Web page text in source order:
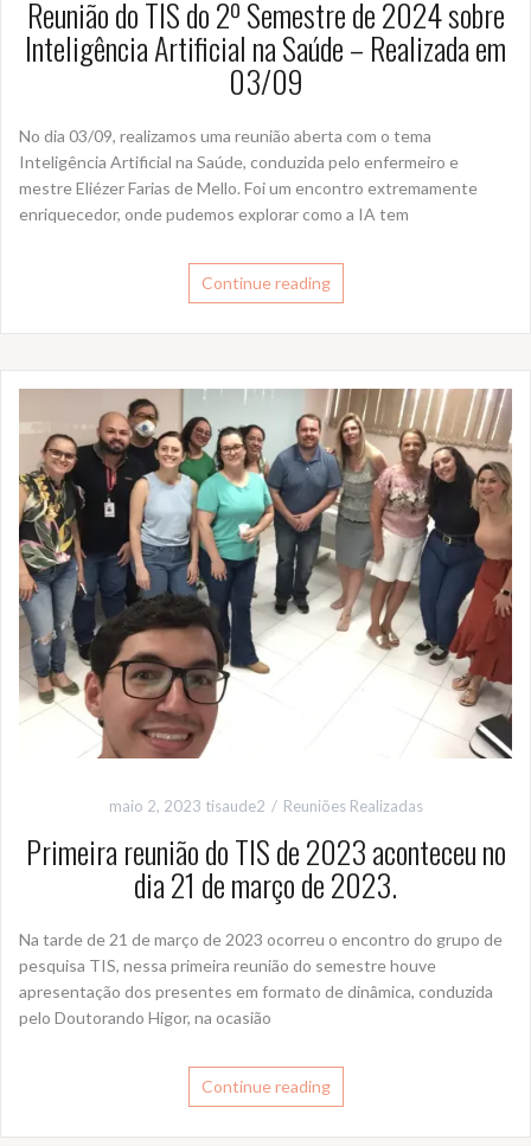
Reunião do TIS do 2º Semestre de 2024 sobre
Inteligência Artificial na Saúde – Realizada em
03/09
No dia 03/09, realizamos uma reunião aberta com o tema
Inteligência Artificial na Saúde, conduzida pelo enfermeiro e
mestre Eliézer Farias de Mello. Foi um encontro extremamente
enriquecedor, onde pudemos explorar como a IA tem
Continue reading
maio 2, 2023 tisaude2 Reuniões Realizadas
Primeira reunião do TIS de 2023 aconteceu no
dia 21 de março de 2023.
Na tarde de 21 de março de 2023 ocorreu o encontro do grupo de
pesquisa TIS, nessa primeira reunião do semestre houve
apresentação dos presentes em formato de dinâmica, conduzida
pelo Doutorando Higor, na ocasião
Continue reading